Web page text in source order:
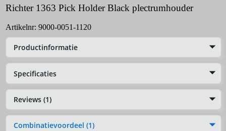
Richter 1363 Pick Holder Black plectrumhouder
Artikelnr: 9000-0051-1120
Productinformatie
Specificaties
Reviews (1)
Combinatievoordeel (1)